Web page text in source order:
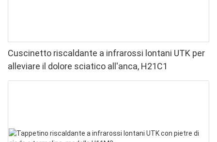
Cuscinetto riscaldante a infrarossi lontani UTK per
alleviare il dolore sciatico all'anca, H21C1